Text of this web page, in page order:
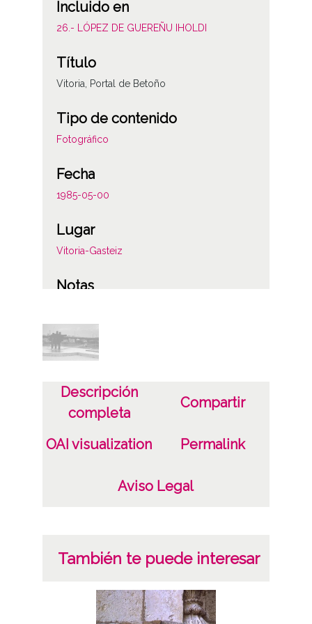
Incluido en
26.- LÓPEZ DE GUEREÑU IHOLDI
Título
Vitoria, Portal de Betoño
Tipo de contenido
Fotográfico
Fecha
1985-05-00
Lugar
Vitoria-Gasteiz
Notas
Licencia de las imágenes
CC BY-NC-SA 4.0
Descripción
completa
Compartir
OAI visualization Permalink
Aviso Legal
También te puede interesar